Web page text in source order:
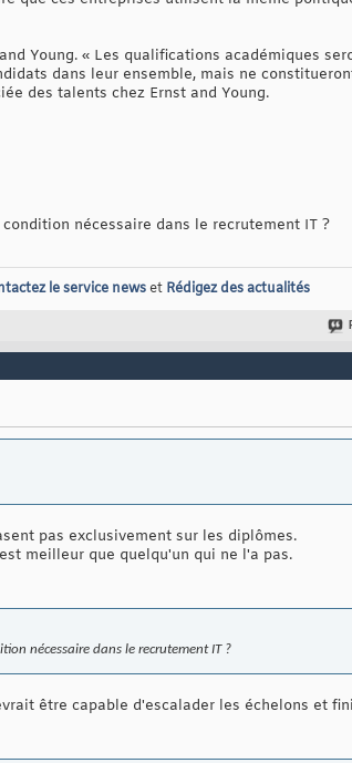
Young. « Les qualifications académiques
dans leur ensemble, mais ne
des talents chez Ernst and Young.
nécessaire dans le recrutement IT ?
le service newset Rédigez des actualités
pas exclusivement sur les diplômes.
meilleur que quelqu'un qui ne l'a pas.
nécessaire dans le recrutement IT ?
être capable d'escalader les échelons et